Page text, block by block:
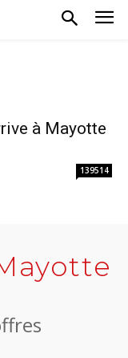
à Mayotte
139514